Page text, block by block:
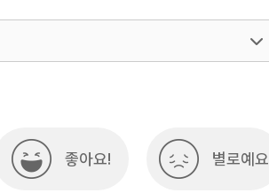
좋아요! 별로예요